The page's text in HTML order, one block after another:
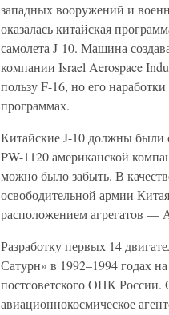
западных вооружений и
оказалась китайская
самолета J-10. Машина
компании Israel Aerospace
пользу F-16, но его
программах.
Китайские J-10 должны были
PW-1120 американской
можно было забыть. В
освободительной армии
расположением агрегатов
Разработку первых 14
Сатурн» в 1992–1994 годах
постсоветского ОПК
авиационнокосмическое